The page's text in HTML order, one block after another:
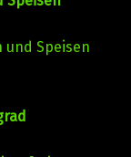
und Speisen